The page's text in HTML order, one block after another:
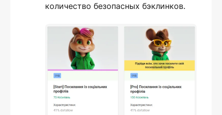
количество безопасных бэклинков.